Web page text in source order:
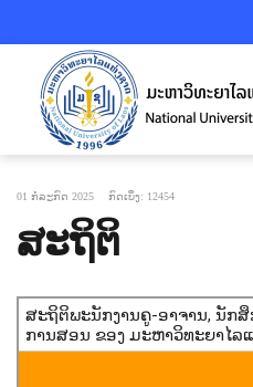
01 ກໍລະກົດ 2025 ກົດເບິ່ງ: 12454
ສະຖິຕິ